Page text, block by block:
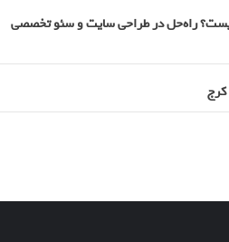
راه‌حل در طراحی سایت و سئو تخصصی